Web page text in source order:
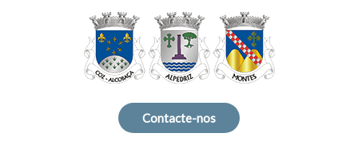
Contacte-nos